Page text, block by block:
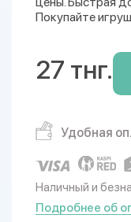
Покупайте
27 тнг.
Удобная
Наличный и
Подробнее об